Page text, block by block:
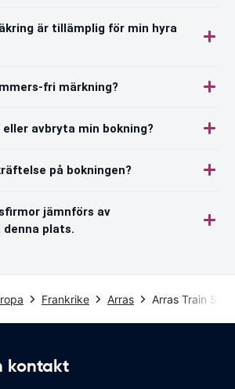
är tillämplig för min hyra
fri märkning?
eller avbryta min bokning?
på bokningen?
jämnförs av
denna plats.
Frankrike Arras Arras Train
kontakt